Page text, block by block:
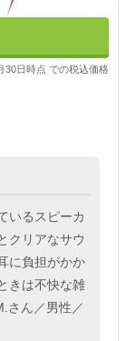
30日時点 での税込価格
いるスピーカ
クリアなサウ
に負担がかか
きは不快な雑
さん／男性／